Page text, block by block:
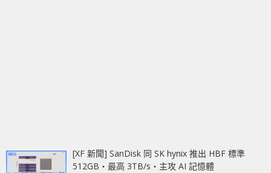
[XF 新聞] SanDisk 同 SK hynix 推出 HBF 標準
512GB‧最高 3TB/s‧主攻 AI 記憶體